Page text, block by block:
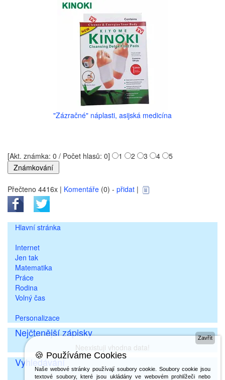
"Zázračné" náplasti, asijská medicína
[Akt. známka: 0 / Počet hlasů: 0] 1 2 3 4 5
Přečteno 4416x | Komentáře (0) - přidat |
Hlavní stránka
Internet
Jen tak
Matematika
Práce
Rodina
Volný čas
Personalizace
Nejčtenější zápisky
Neexistuji vhodna data!
Vyhledávání
Zavřít
🍪 Používáme Cookies
Naše webové stránky používají soubory cookie. Soubory cookie jsou
textové soubory, které jsou ukládány ve webovém prohlížeči nebo